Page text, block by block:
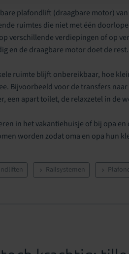
plafondlift (draagbare motor)
ruimtes die niet met één
verschillende verdiepingen of op
en de draagbare motor doet de rest.
ruimte blijft onbereikbaar, hoe
Bijvoorbeeld voor de transfers
een apart toilet, de relaxzetel in de
in het vakantiehuisje of bij opa
worden zodat oma en opa hun
Railsystemen